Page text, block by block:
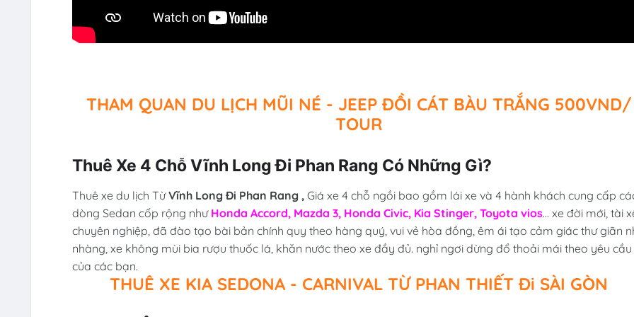
THAM QUAN DU LỊCH MŨI NÉ - JEEP ĐỒI CÁT BÀU TRẮNG 500VND/
TOUR
Thuê Xe 4 Chỗ Vĩnh Long Đi Phan Rang Có Những Gì?
Thuê xe du lịch TừVĩnh Long Đi Phan Rang , Giá xe 4 chỗ ngồi bao gồm lái xe và 4 hành khách cung cấp
dòng Sedan cốp rộng như Honda Accord, Mazda 3, Honda Civic, Kia Stinger, Toyota vios... xe đời mới, tài
chuyên nghiệp, đã đào tạo bài bản chính quy theo hàng quý, vui vẻ hòa đồng, êm ái tạo cảm giác thư giãn
nhàng, xe không mùi bia rượu thuốc lá, khăn nước theo xe đầy đủ. nghỉ ngơi dừng đổ thoải mái theo yêu cầu
của các bạn.
THUÊ XE KIA SEDONA - CARNIVAL TỪ PHAN THIẾT Đi SÀI GÒN